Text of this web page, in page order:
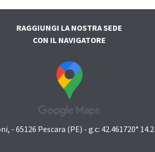
RAGGIUNGI LA NOSTRA SEDE
CON IL NAVIGATORE
- 65126 Pescara (PE) - g.c: 42.461720°